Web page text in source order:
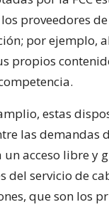
proveedores
por ejemplo,
propios
estas
las demandas
un acceso libre y
del servicio de
que son los